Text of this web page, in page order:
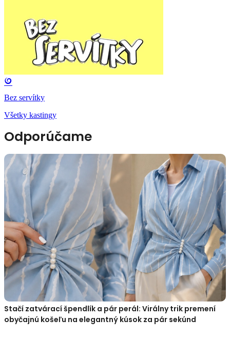
Bez servítky
Všetky kastingy
Odporúčame
Stačí zatvárací špendlík a pár perál: Virálny trik premení
obyčajnú košeľu na elegantný kúsok za pár sekúnd